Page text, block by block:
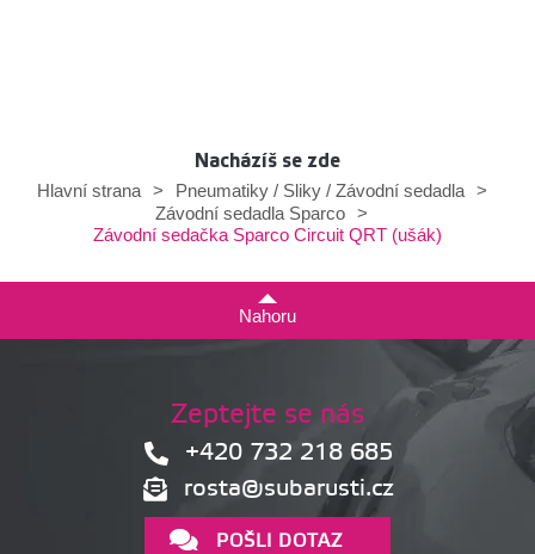
Nacházíš se zde
Hlavní strana
> Pneumatiky / Sliky / Závodní sedadla
>
Závodní sedadla Sparco >
Závodní sedačka Sparco Circuit QRT (ušák)
Nahoru
Zeptejte se nás
+420 732 218 685
rosta@subarusti.cz
POŠLI DOTAZ